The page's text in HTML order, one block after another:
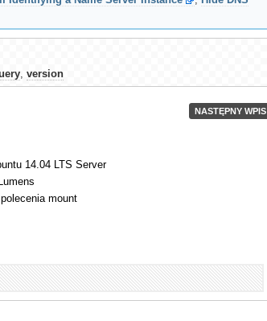
, version
NASTĘPNY WPIS
14.04 LTS Server
mount